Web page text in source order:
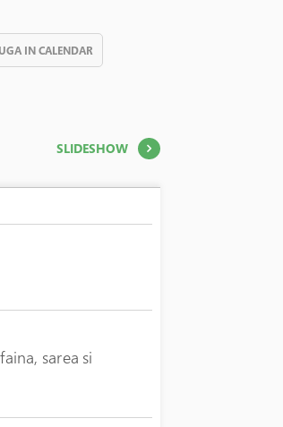
IN CALENDAR
SLIDESHOW
sarea si